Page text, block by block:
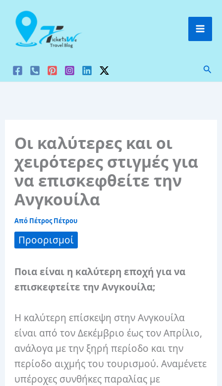
στο
περιεχόμενο
Οι καλύτερες και οι
χειρότερες στιγμές για
να επισκεφθείτε την
Ανγκουίλα
Από Πέτρος Πέτρου
Προορισμοί
Ποια είναι η καλύτερη εποχή για να
επισκεφτείτε την Ανγκουίλα;
Η καλύτερη επίσκεψη στην Ανγκουίλα
είναι από τον Δεκέμβριο έως τον Απρίλιο,
ανάλογα με την ξηρή περίοδο και την
περίοδο αιχμής του τουρισμού. Αναμένετε
υπέροχες συνθήκες παραλίας με